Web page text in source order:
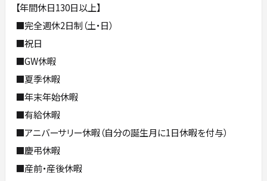
【年間休日130日以上】
■完全週休2日制（土・日）
■祝日
■GW休暇
■夏季休暇
■年末年始休暇
■有給休暇
■アニバーサリー休暇（自分の誕生月に1日休暇を付与）
■慶弔休暇
■産前・産後休暇